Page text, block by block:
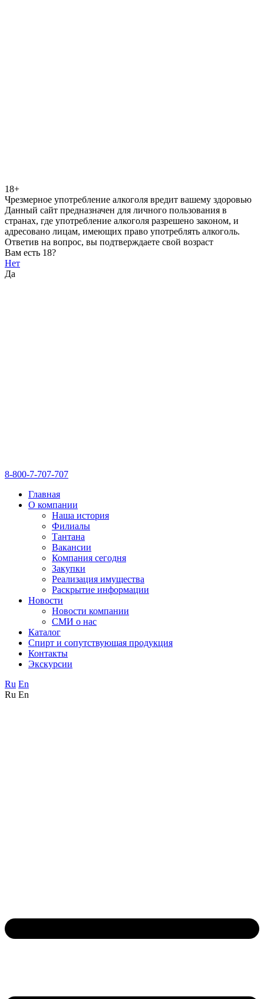
18+
Чрезмерное употребление алкоголя вредит вашему здоровью
Данный сайт предназначен для личного пользования в
странах, где употребление алкоголя разрешено законом, и
адресовано лицам, имеющих право употреблять алкоголь.
Ответив на вопрос, вы подтверждаете свой возраст
Вам есть 18?
Нет
Да
8-800-7-707-707
Главная
О компании
Наша история
Филиалы
Тантана
Вакансии
Компания сегодня
Закупки
Реализация имущества
Раскрытие информации
Новости
Новости компании
СМИ о нас
Каталог
Спирт и сопутствующая продукция
Контакты
Экскурсии
Ru En
Ru En